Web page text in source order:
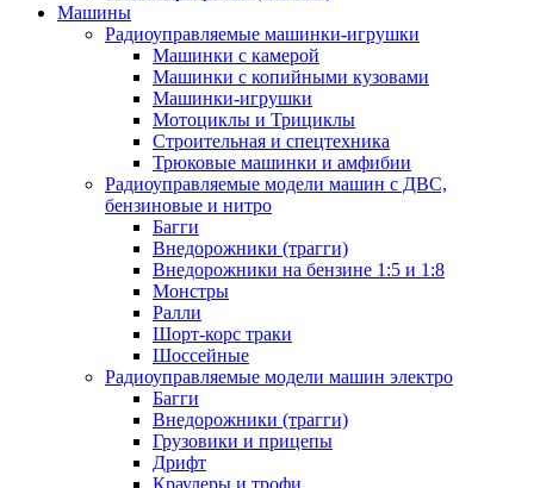
Машины
Радиоуправляемые машинки-игрушки
Машинки с камерой
Машинки с копийными кузовами
Машинки-игрушки
Мотоциклы и Трициклы
Строительная и спецтехника
Трюковые машинки и амфибии
Радиоуправляемые модели машин с ДВС,
бензиновые и нитро
Багги
Внедорожники (трагги)
Внедорожники на бензине 1:5 и 1:8
Монстры
Ралли
Шорт-корс траки
Шоссейные
Радиоуправляемые модели машин электро
Багги
Внедорожники (трагги)
Грузовики и прицепы
Дрифт
Краулеры и трофи